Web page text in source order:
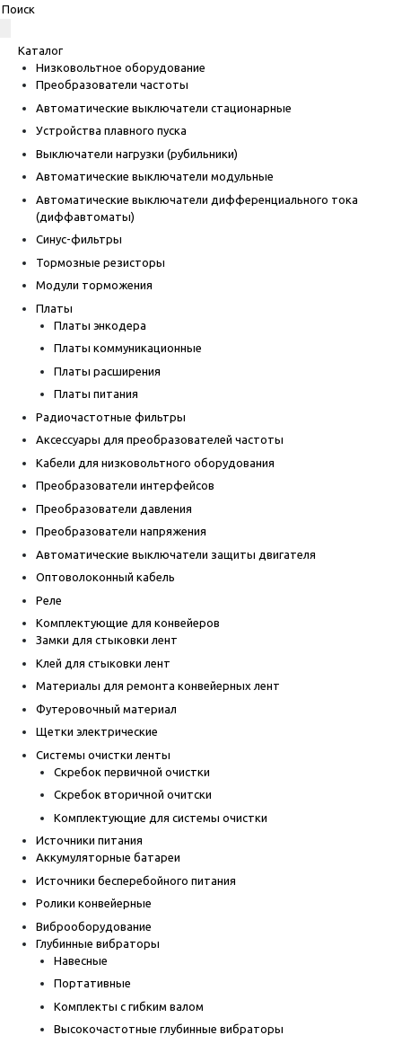
Каталог
Низковольтное оборудование
Преобразователи частоты
Автоматические выключатели стационарные
Устройства плавного пуска
Выключатели нагрузки (рубильники)
Автоматические выключатели модульные
Автоматические выключатели дифференциального тока
(диффавтоматы)
Синус-фильтры
Тормозные резисторы
Модули торможения
Платы
Платы энкодера
Платы коммуникационные
Платы расширения
Платы питания
Радиочастотные фильтры
Аксессуары для преобразователей частоты
Кабели для низковольтного оборудования
Преобразователи интерфейсов
Преобразователи давления
Преобразователи напряжения
Автоматические выключатели защиты двигателя
Оптоволоконный кабель
Реле
Комплектующие для конвейеров
Замки для стыковки лент
Клей для стыковки лент
Материалы для ремонта конвейерных лент
Футеровочный материал
Щетки электрические
Системы очистки ленты
Скребок первичной очистки
Скребок вторичной очитски
Комплектующие для системы очистки
Источники питания
Аккумуляторные батареи
Источники бесперебойного питания
Ролики конвейерные
Виброоборудование
Глубинные вибраторы
Навесные
Портативные
Комплекты с гибким валом
Высокочастотные глубинные вибраторы